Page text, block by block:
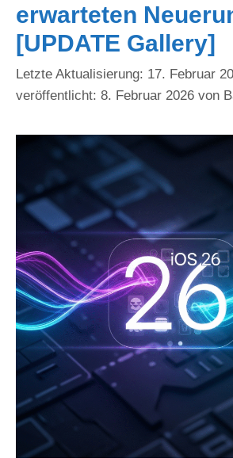
erwarteten
[UPDATE Gallery]
17. Februar
8. Februar 2026 von